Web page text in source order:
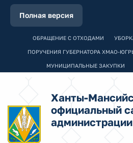
Полная версия
ОБРАЩЕНИЕ С ОТХОДАМИ
ПОРУЧЕНИЯ ГУБЕРНАТОРА ХМАО-
МУНИЦИПАЛЬНЫЕ ЗАКУПКИ
Ханты-
официальный
администрации